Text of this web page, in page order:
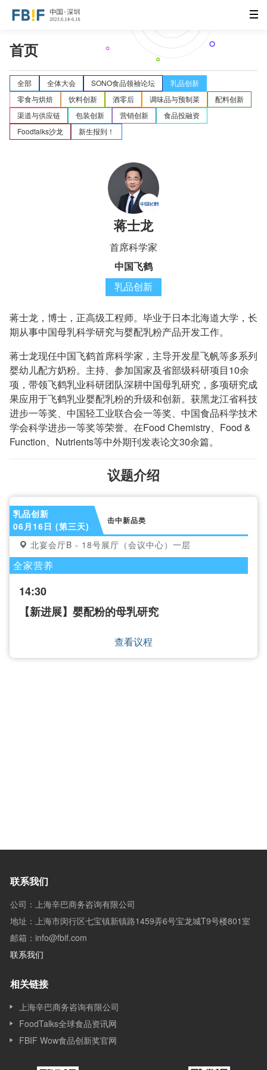
首页
全部 全体大会 SONO食品领袖论坛
乳品创新
零食与烘焙
饮料创新 酒零后 调味品与预制菜
配料创新
渠道与供应链
包装创新 营销创新
食品投融资
Foodtalks沙龙
新生报到！
蒋士龙
首席科学家
中国飞鹤
乳品创新
蒋士龙，博士，正高级工程师。毕业于日本北海道大学，长
期从事中国母乳科学研究与婴配乳粉产品开发工作。
蒋士龙现任中国飞鹤首席科学家，主导开发星飞帆等多系列
婴幼儿配方奶粉。主持、参加国家及省部级科研项目10余
项，带领飞鹤乳业科研团队深耕中国母乳研究，多项研究成
果应用于飞鹤乳业婴配乳粉的升级和创新。获黑龙江省科技
进步一等奖、中国轻工业联合会一等奖、中国食品科学技术
学会科学进步一等奖等荣誉。在Food Chemistry、Food &
Function、Nutrients等中外期刊发表论文30余篇。
议题介绍
乳品创新
06月16日 (第三天)
击中新品类
北宴会厅B - 18号展厅（会议中心）一层
全家营养
14:30
【新进展】婴配粉的母乳研究
查看议程
联系我们
公司：上海辛巴商务咨询有限公司
地址：上海市闵行区七宝镇新镇路1459弄6号宝龙城T9号楼801室
邮箱：info@fbif.com
联系我们
相关链接
上海辛巴商务咨询有限公司
FoodTalks全球食品资讯网
FBIF Wow食品创新奖官网